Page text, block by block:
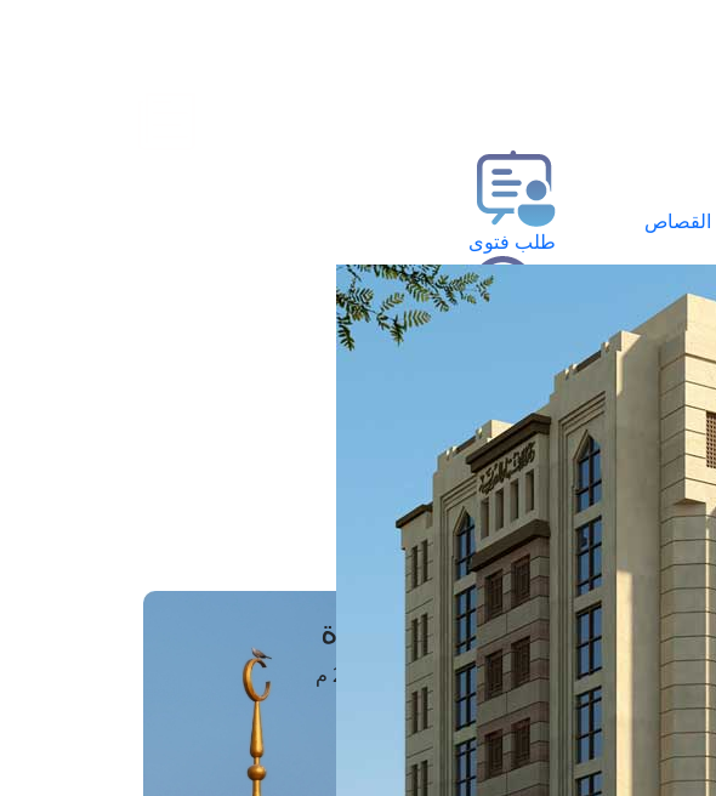
القصاص
طلب فتوى
حجز موعد
الفتوى الهاتفية
مَواقِيتُ الصَّـــلاة
القاهرة · 06 أغسطس 2026 م
الفجر
الشروق